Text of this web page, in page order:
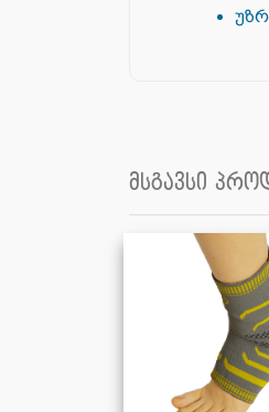
მსგავსი